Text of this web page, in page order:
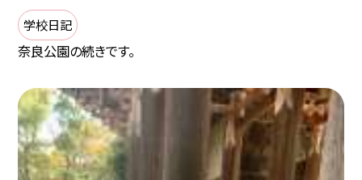
学校日記
奈良公園の続きです。